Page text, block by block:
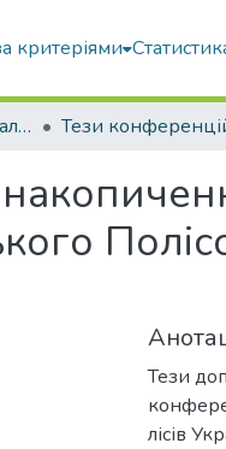
критеріями
Конференції та матеріали конференцій Тези
Тези
лісів